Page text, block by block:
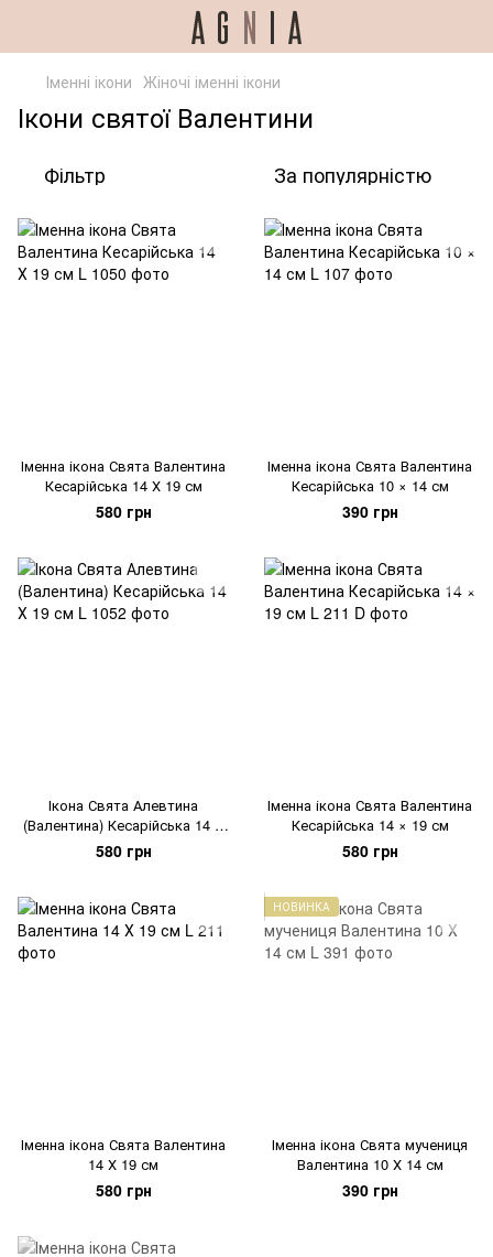
Іменні ікони Жіночі іменні ікони
Ікони святої Валентини
Фільтр За популярністю
Іменна ікона Свята Валентина
Кесарійська 14 Х 19 см
580 грн
Іменна ікона Свята Валентина
Кесарійська 10 × 14 см
390 грн
Ікона Свята Алевтина
(Валентина) Кесарійська 14 Х
19 см
580 грн
Іменна ікона Свята Валентина
Кесарійська 14 × 19 см
580 грн
Іменна ікона Свята Валентина
14 Х 19 см
580 грн
НОВИНКА
Іменна ікона Свята мучениця
Валентина 10 Х 14 см
390 грн